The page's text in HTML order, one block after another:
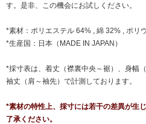
す。是非、この機会にお試しください。
*素材：ポリエステル 64% , 綿 32% , ポリ
*生産国：日本（MADE IN JAPAN）
*採寸表は、着丈（襟裏中央～裾）、身幅
袖丈（肩～袖先）で計測しております。
*素材の特性上、採寸には若干の差異が生
了承ください。